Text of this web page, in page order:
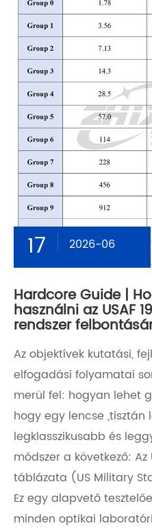
17 2026-06
Hardcore Guide |
használni az USAF
rendszer
Az objektívek kutatási,
elfogadási folyamatai
merül fel: hogyan lehet
hogy egy lencse „tisztán
legklasszikusabb és
módszer a következő: Az
táblázata (US Military
Ez egy alapvető
minden optikai